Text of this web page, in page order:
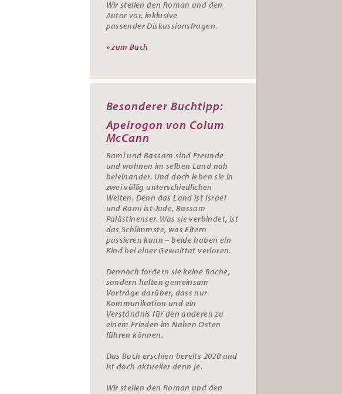
Wir stellen den Roman und den
Autor vor, inklusive
passenderDiskussionsfragen.
» zum Buch
Besonderer Buchtipp:
Apeirogon von Colum
McCann
Rami und Bassam sind Freunde
und wohnen im selben Land nah
beieinander. Und doch leben sie in
zwei völlig unterschiedlichen
Welten. Denn das Land ist Israel
und Rami ist Jude, Bassam
Palästinenser. Was sie verbindet, ist
das Schlimmste, was Eltern
passieren kann – beide haben ein
Kind bei einer Gewalttat verloren.
Dennoch fordern sie keine Rache,
sondern halten gemeinsam
Vorträge darüber, dass nur
Kommunikation und ein
Verständnis für den anderen zu
einem Frieden im Nahen Osten
führen können.
Das Buch erschien bereits 2020 und
ist doch aktueller denn je.
Wir stellen den Roman und den